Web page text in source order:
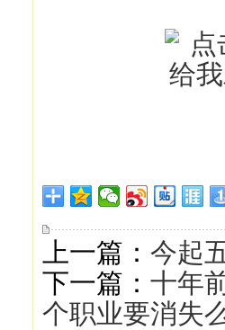
上一篇： 今起
下一篇： 十年
个职业要消失